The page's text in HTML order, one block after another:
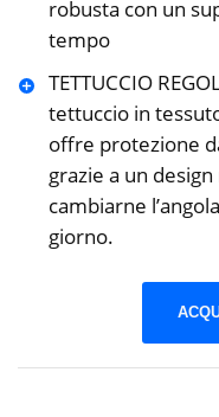
robusta con un
tempo
TETTUCCIO
tettuccio in
offre protezione
grazie a un
cambiarne
giorno.